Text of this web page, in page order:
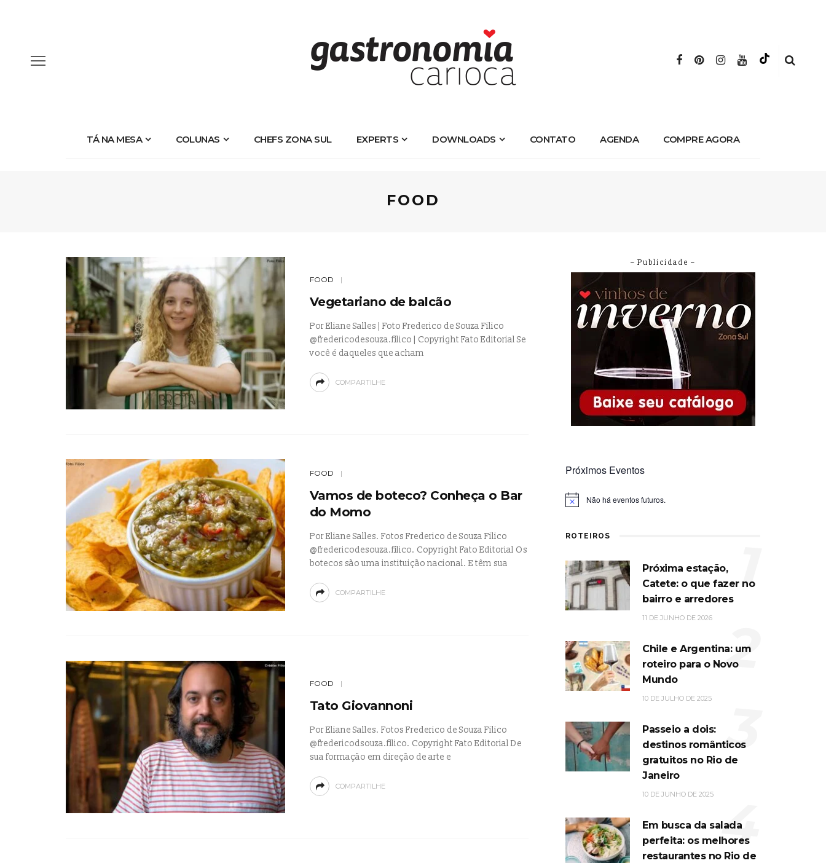
TÁ NA MESA COLUNAS CHEFS ZONA SUL EXPERTS DOWNLOADS CONTATO AGENDA COMPRE AGORA
FOOD
FOOD
Vegetariano de balcão
Por Eliane Salles | Foto Frederico de Souza Filico
@fredericodesouza.filico | Copyright Fato Editorial Se
você é daqueles que acham
COMPARTILHE
FOOD
Vamos de boteco? Conheça o Bar
do Momo
Por Eliane Salles. Fotos Frederico de Souza Filico
@fredericodesouza.filico. Copyright Fato Editorial Os
botecos são uma instituição nacional. E têm sua
COMPARTILHE
FOOD
Tato Giovannoni
Por Eliane Salles. Fotos Frederico de Souza Filico
@fredericodsouza.filico. Copyright Fato Editorial De
sua formação em direção de arte e
COMPARTILHE
– Publicidade –
Próximos Eventos
Notice Não há eventos futuros.
ROTEIROS
Próxima estação,
Catete: o que fazer no
bairro e arredores
11 DE JUNHO DE 2026
1
Chile e Argentina: um
roteiro para o Novo
Mundo
10 DE JULHO DE 2025
2
Passeio a dois:
destinos românticos
gratuitos no Rio de
Janeiro
10 DE JUNHO DE 2025
3
Em busca da salada
perfeita: os melhores
restaurantes no Rio de
4